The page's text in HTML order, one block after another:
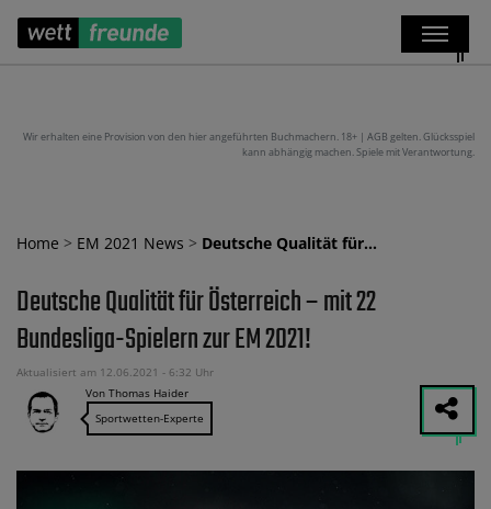
Wir erhalten eine Provision von den hier angeführten Buchmachern. 18+ | AGB gelten. Glücksspiel
kann abhängig machen. Spiele mit Verantwortung.
Home > EM 2021 News > Deutsche Qualität für…
Deutsche Qualität für Österreich – mit 22
Bundesliga-Spielern zur EM 2021!
Aktualisiert am 12.06.2021 - 6:32 Uhr
Von Thomas Haider
Sportwetten-Experte